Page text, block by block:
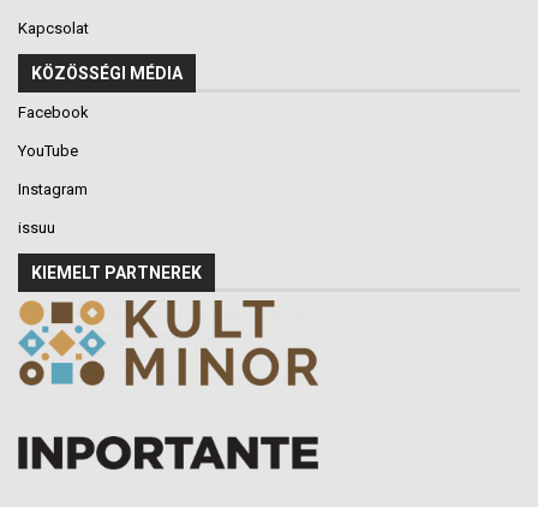
Kapcsolat
KÖZÖSSÉGI MÉDIA
Facebook
YouTube
Instagram
issuu
KIEMELT PARTNEREK